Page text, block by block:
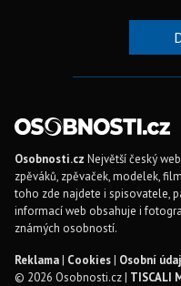
Osobnosti.cz Největší český
zpěváků, zpěvaček, modelek,
toho zde najdete i spisovatele,
informací web obsahuje i
známých osobností.
Reklama| Cookies| Osobní
© 2026 Osobnosti.cz | TISCALI